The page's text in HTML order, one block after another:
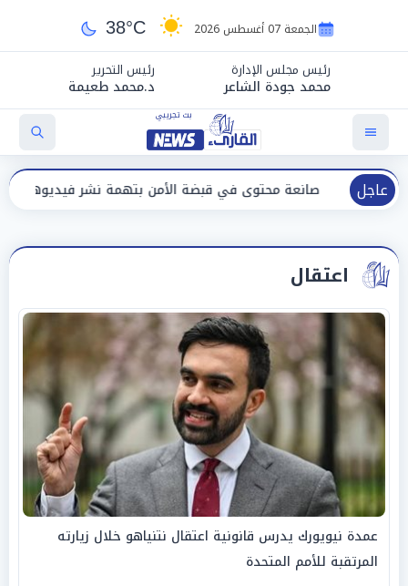
الجمعة 07 أغسطس 2026 38°C
رئيس مجلس الإدارة
محمد جودة الشاعر
رئيس التحرير
د.محمد طعيمة
عاجل
محتوى في قبضة الأمن بتهمة نشر فيديوهات خادشة للحياء
اعتقال
عمدة نيويورك يدرس قانونية اعتقال نتنياهو خلال زيارته
المرتقبة للأمم المتحدة